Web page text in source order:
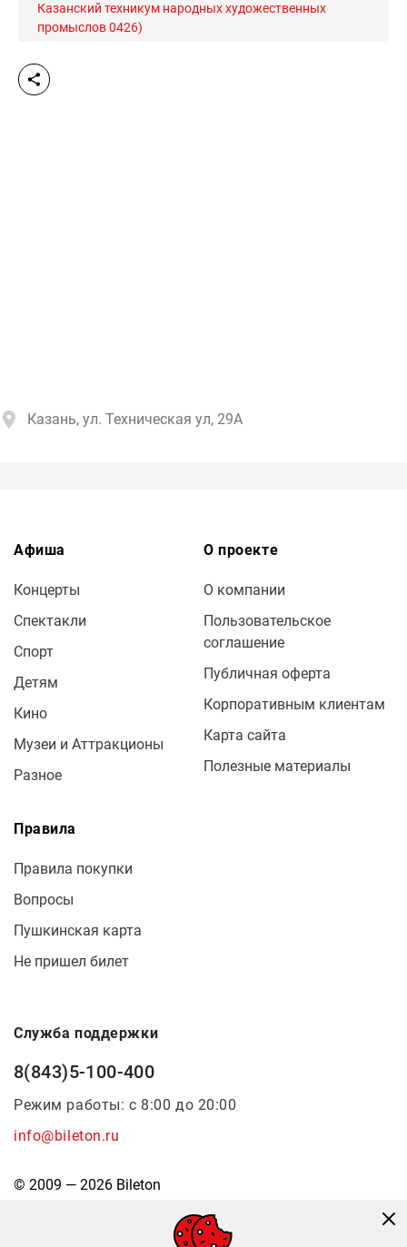
Казанский техникум народных художественных
промыслов 0426)
Казань, ул. Техническая ул, 29А
Афиша
Концерты
Спектакли
Спорт
Детям
Кино
Музеи и Аттракционы
Разное
О проекте
О компании
Пользовательское
соглашение
Публичная оферта
Корпоративным клиентам
Карта сайта
Полезные материалы
Правила
Правила покупки
Вопросы
Пушкинская карта
Не пришел билет
Служба поддержки
8(843)5-100-400
Режим работы: с 8:00 до 20:00
info@bileton.ru
© 2009 — 2026 Bileton